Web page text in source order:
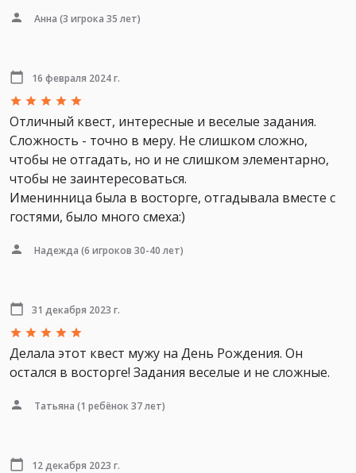
Анна (3 игрока 35 лет)
16 февраля 2024 г.
Отличный квест, интересные и веселые задания.
Сложность - точно в меру. Не слишком сложно,
чтобы не отгадать, но и не слишком элементарно,
чтобы не заинтересоваться.
Именинница была в восторге, отгадывала вместе с
гостями, было много смеха:)
Надежда (6 игроков 30-40 лет)
31 декабря 2023 г.
Делала этот квест мужу на День Рождения. Он
остался в восторге! Задания веселые и не сложные.
Татьяна (1 ребёнок 37 лет)
12 декабря 2023 г.